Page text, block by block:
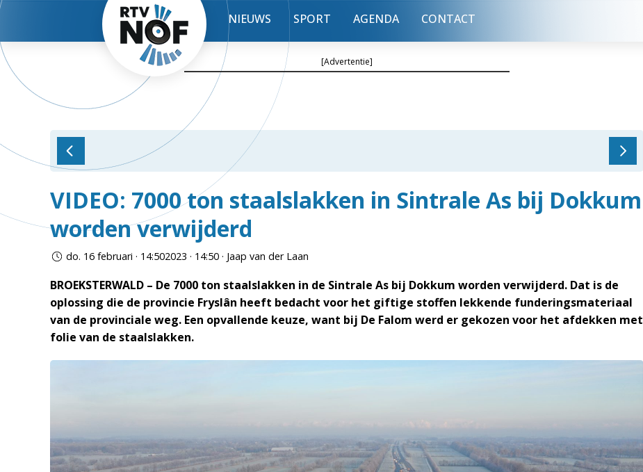
NIEUWS SPORT AGENDA CONTACT
[Advertentie]
VIDEO: 7000 ton staalslakken in Sintrale As bij Dokkum
worden verwijderd
do. 16 februari · 14:502023 · 14:50 · Jaap van der Laan
BROEKSTERWALD – De 7000 ton staalslakken in de Sintrale As bij Dokkum worden verwijderd. Dat is de
oplossing die de provincie Fryslân heeft bedacht voor het giftige stoffen lekkende funderingsmateriaal
van de provinciale weg. Een opvallende keuze, want bij De Falom werd er gekozen voor het afdekken met
folie van de staalslakken.